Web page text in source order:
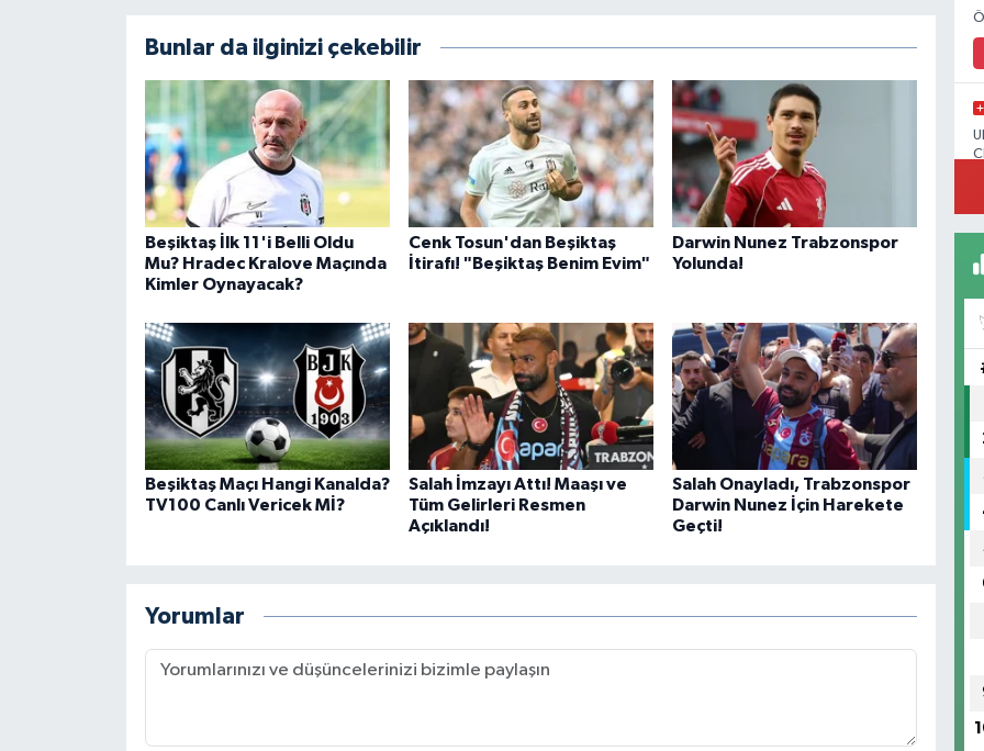
Bunlar da ilginizi çekebilir
Beşiktaş İlk 11'i Belli Oldu
Mu? Hradec Kralove Maçında
Kimler Oynayacak?
Cenk Tosun'dan Beşiktaş
İtirafı! "Beşiktaş Benim Evim"
Darwin Nunez Trabzonspor
Yolunda!
Beşiktaş Maçı Hangi Kanalda?
TV100 Canlı Vericek Mİ?
Salah İmzayı Attı! Maaşı ve
Tüm Gelirleri Resmen
Açıklandı!
Salah Onayladı, Trabzonspor
Darwin Nunez İçin Harekete
Geçti!
Yorumlar